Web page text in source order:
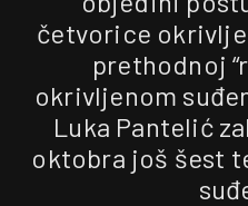
četvorice
prethodnoj
okrivljenom
Luka Pantelić
oktobra još šest